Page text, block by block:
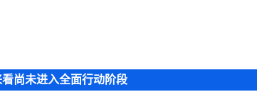
尚未进入全面行动阶段